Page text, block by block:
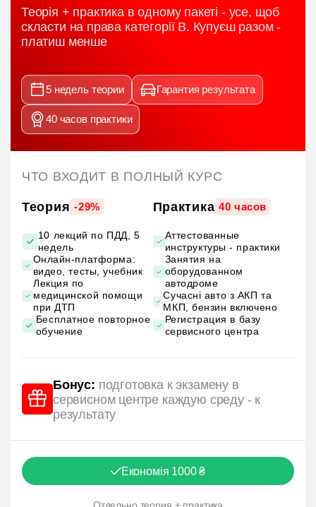
Теорія + практика в одному пакеті - усе, щоб
скласти на права категорії B. Купуєш разом -
платиш менше
5 недель теории Гарантия результата
40 часов практики
ЧТО ВХОДИТ В ПОЛНЫЙ КУРС
Теория -29%
10 лекций по ПДД, 5
недель
Онлайн-платформа:
видео, тесты, учебник
Лекция по
медицинской помощи
при ДТП
Бесплатное повторное
обучение
Практика 40 часов
Аттестованные
инструктуры - практики
Занятия на
оборудованном
автодроме
Сучасні авто з АКП та
МКП, бензин включено
Регистрация в базу
сервисного центра
Бонус: подготовка к экзамену в
сервисном центре каждую среду - к
результату
Економія 1000 ₴